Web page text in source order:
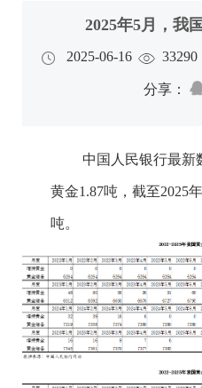
2025年5月，我
2025-06-16 33290
分享：
中国人民银行最新
黄金1.87吨，截至2025
吨。